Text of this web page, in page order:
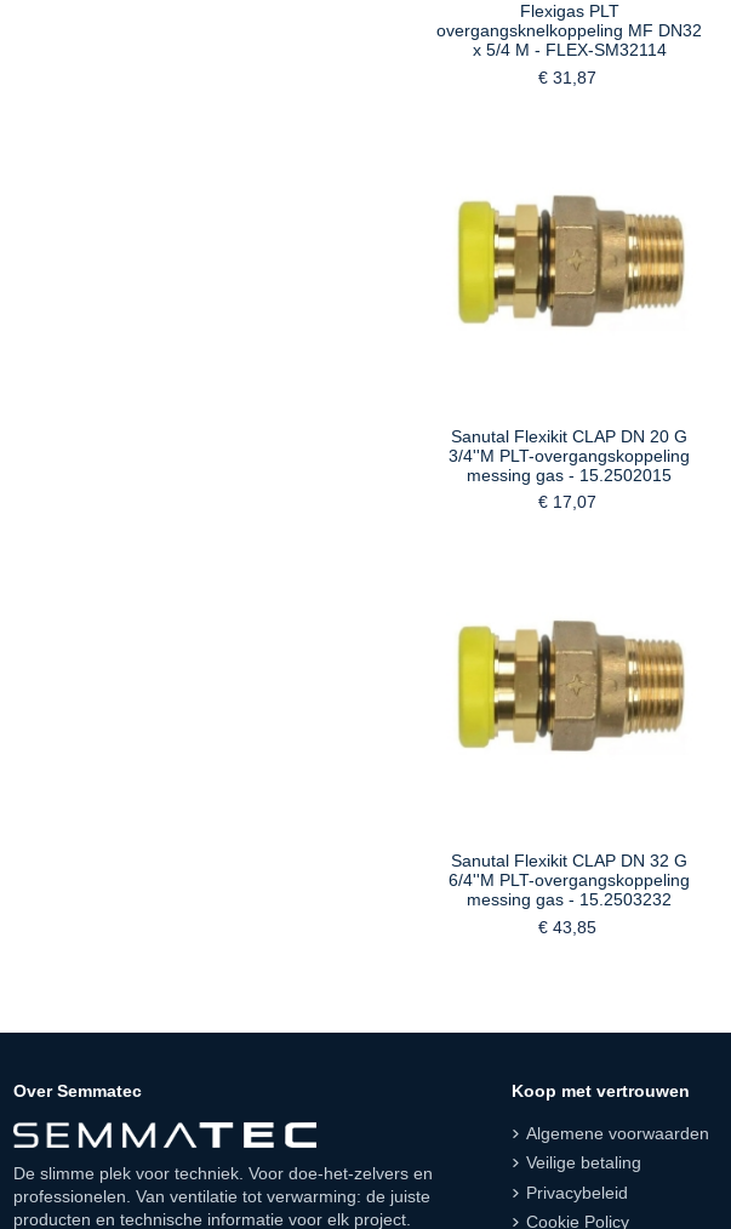
Flexigas PLT
overgangsknelkoppeling MF DN32
x 5/4 M - FLEX-SM32114
€ 31,87
Sanutal Flexikit CLAP DN 20 G
3/4''M PLT-overgangskoppeling
messing gas - 15.2502015
€ 17,07
Sanutal Flexikit CLAP DN 32 G
6/4''M PLT-overgangskoppeling
messing gas - 15.2503232
€ 43,85
Over Semmatec
De slimme plek voor techniek. Voor doe-het-zelvers en
professionelen. Van ventilatie tot verwarming: de juiste
producten en technische informatie voor elk project.
Koop met vertrouwen
Algemene voorwaarden
Veilige betaling
Privacybeleid
Cookie Policy